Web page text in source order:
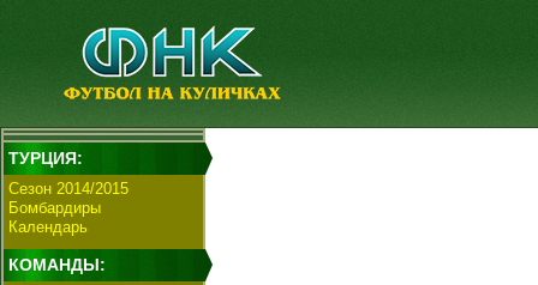
ТУРЦИЯ:
Сезон 2014/2015
Бомбардиры
Календарь
КОМАНДЫ: